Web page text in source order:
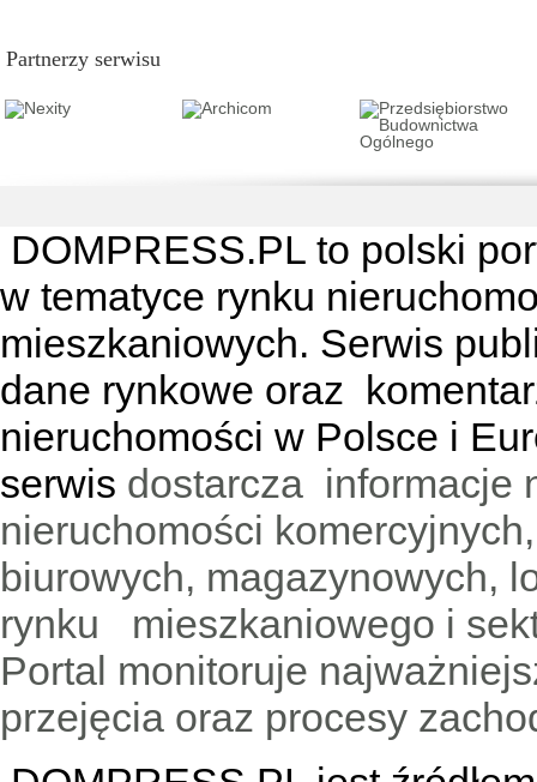
Partnerzy serwisu
DOMPRESS.PL to polski
w tematyce rynku
mieszkaniowych. Serwis
dane rynkowe oraz
nieruchomości w Polsce i
serwis dostarcza informacje
nieruchomości
biurowych, magazynowych,
rynku mieszkaniowego i
Portal monitoruje
przejęcia oraz procesy